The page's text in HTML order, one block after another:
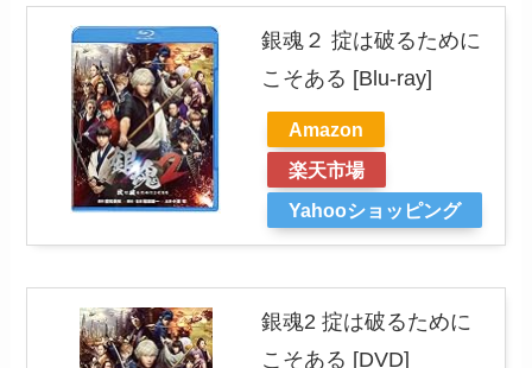
銀魂２ 掟は破るために
こそある [Blu-ray]
Amazon
楽天市場
Yahooショッピング
銀魂2 掟は破るために
こそある [DVD]